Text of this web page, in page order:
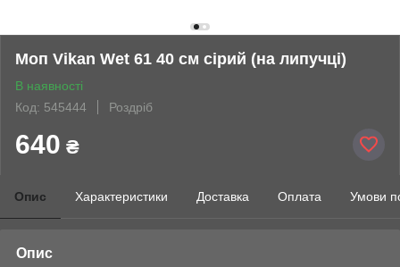
Моп Vikan Wet 61 40 см сірий (на липучці)
В наявності
Код: 545444
Роздріб
640 ₴
Опис Характеристики Доставка Оплата Умови
Опис